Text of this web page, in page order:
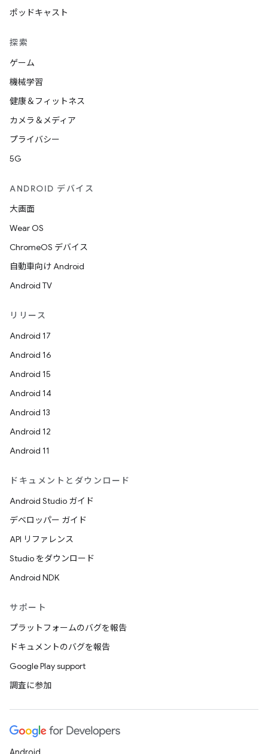
ポッドキャスト
探索
ゲーム
機械学習
健康＆フィットネス
カメラ＆メディア
プライバシー
5G
ANDROID デバイス
大画面
Wear OS
ChromeOS デバイス
自動車向け Android
Android TV
リリース
Android 17
Android 16
Android 15
Android 14
Android 13
Android 12
Android 11
ドキュメントとダウンロード
Android Studio ガイド
デベロッパー ガイド
API リファレンス
Studio をダウンロード
Android NDK
サポート
プラットフォームのバグを報告
ドキュメントのバグを報告
Google Play support
調査に参加